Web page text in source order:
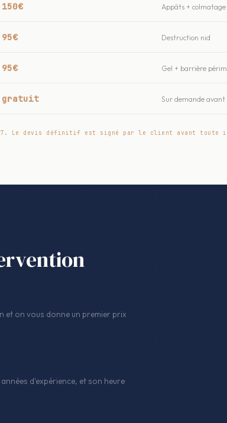
150€ Appâts + colmatage
95€ Destruction nid
95€ Gel + barrière
gratuit Sur demande
Le devis définitif est signé par le client avant toute
et on vous donne un premier prix
d'expérience, et son heure